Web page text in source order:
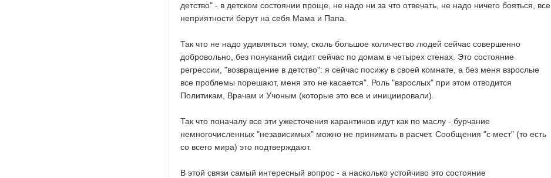
детство" - в детском состоянии проще, не надо ни за что отвечать, не надо ничего бояться, все
неприятности берут на себя Мама и Папа.
Так что не надо удивляться тому, сколь большое количество людей сейчас совершенно
добровольно, без понуканий сидит сейчас по домам в четырех стенах. Это состояние
регрессии, "возвращение в детство": я сейчас посижу в своей комнате, а без меня взрослые
все проблемы порешают, меня это не касается". Роль "взрослых" при этом отводится
Политикам, Врачам и Учоным (которые это все и инициировали).
Так что поначалу все эти ужесточения карантинов идут как по маслу - бурчание
немногочисленных "независимых" можно не принимать в расчет. Сообщения "с мест" (то есть
со всего мира) это подтверждают.
В этой связи самый интересный вопрос - а насколько устойчиво это состояние